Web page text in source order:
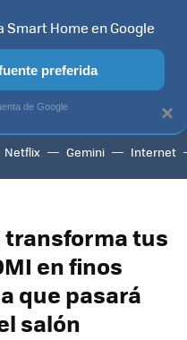
TV SELECCIÓN
Netflix Gemini Internet
transforma tus
en finos
que pasará
salón
×
Smart Home en Google
preferida
de Google